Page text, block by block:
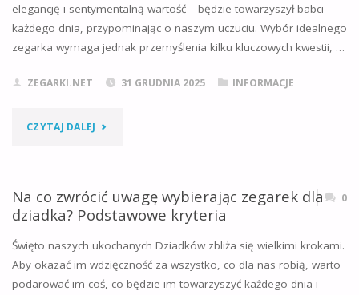
DLACZEGO
PODBIŁ
ŚWIAT
elegancję i sentymentalną wartość – będzie towarzyszył babci
każdego dnia, przypominając o naszym uczuciu. Wybór idealnego
zegarka wymaga jednak przemyślenia kilku kluczowych kwestii, …
ZEGARKI.NET 31 GRUDNIA 2025 INFORMACJE
CZYTAJ DALEJ "JAK
IDEALNY
ZEGAREK
NA
DZIEŃ
Na co zwrócić uwagę wybierając zegarek dla
dziadka? Podstawowe kryteria
0
Święto naszych ukochanych Dziadków zbliża się wielkimi krokami.
Aby okazać im wdzięczność za wszystko, co dla nas robią, warto
podarować im coś, co będzie im towarzyszyć każdego dnia i